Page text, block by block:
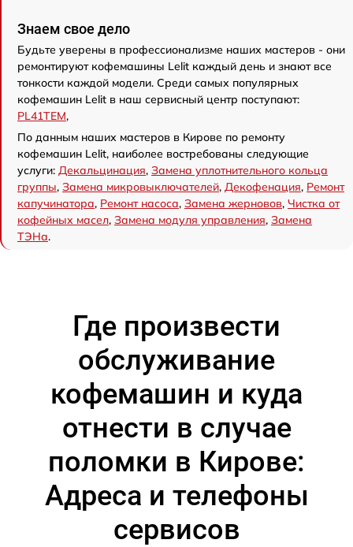
Знаем свое дело
Будьте уверены в профессионализме наших мастеров - они
ремонтируют кофемашины Lelit каждый день и знают все
тонкости каждой модели. Среди самых популярных
кофемашин Lelit в наш сервисный центр поступают:
PL41TEM,
По данным наших мастеров в Кирове по ремонту
кофемашин Lelit, наиболее востребованы следующие
услуги: Декальцинация, Замена уплотнительного кольца
группы, Замена микровыключателей, Декофенация, Ремонт
капучинатора, Ремонт насоса, Замена жерновов, Чистка от
кофейных масел, Замена модуля управления, Замена
ТЭНа.
Где произвести
обслуживание
кофемашин и куда
отнести в случае
поломки в Кирове:
Адреса и телефоны
сервисов